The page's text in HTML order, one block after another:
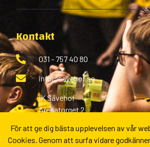
Kontakt
031 - 757 40 80
info@savehof.se
IK Sävehof
Arenatorget 2
Fler kontaktvägar
För att ge dig bästa upplevelsen av vår
Cookies. Genom att surfa vidare